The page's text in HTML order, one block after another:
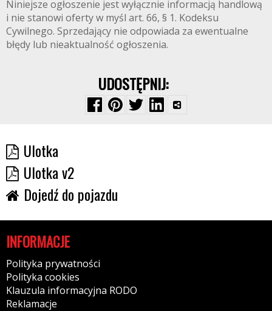
Niniejsze ogłoszenie jest wyłącznie informacją handlową
i nie stanowi oferty w myśl art. 66, § 1. Kodeksu
Cywilnego. Sprzedający nie odpowiada za ewentualne
błędy lub nieaktualność ogłoszenia.
UDOSTĘPNIJ:
Ulotka
Ulotka v2
Dojedź do pojazdu
INFORMACJE
Polityka prywatności
Polityka cookies
Klauzula informacyjna RODO
Reklamacje